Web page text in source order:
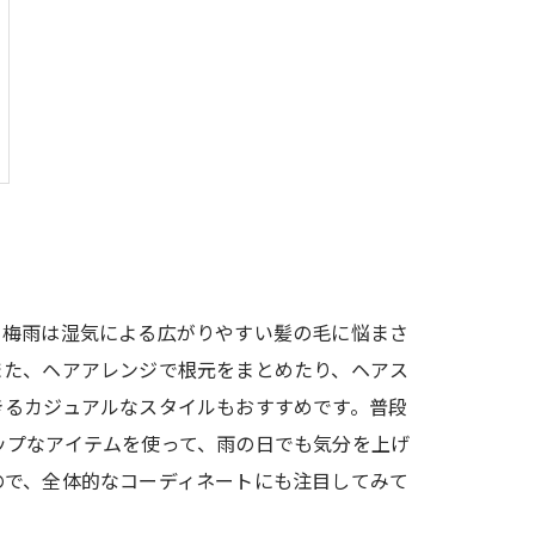
雨は湿気による広がりやすい髪の毛に悩まさ
、ヘアアレンジで根元をまとめたり、ヘアス
カジュアルなスタイルもおすすめです。普段
なアイテムを使って、雨の日でも気分を上げ
、全体的なコーディネートにも注目してみて